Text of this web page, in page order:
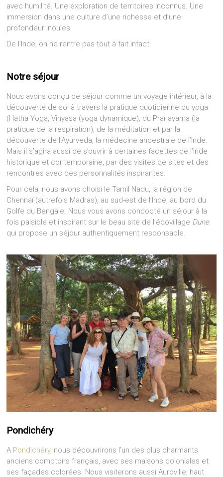
avec humilité. Une exploration de territoires inconnus. Une
immersion dans une culture d’une richesse et d’une
profondeur inouïes.
De l’Inde, on ne rentre pas tout à fait intact.
Notre séjour
Nous avons conçu ce séjour comme un voyage intérieur, à la
découverte de soi à travers la pratique quotidienne du yoga
(Hatha Yoga, Vinyasa (yoga dynamique), du Pranayama (la
pratique de la respiration), de la méditation et par la
découverte de l’Ayurveda, la médecine ancestrale de l’Inde.
Mais il s’agira aussi de s’ouvrir à certaines facettes de l’Inde
historique et contemporaine, par des visites de sites et des
rencontres avec des personnalités inspirantes.
Pour cela, nous avons choisi le Tamil Nadu, la région de
Chennaï (autrefois Madras), au sud-est de l’Inde, au bord du
Golfe du Bengale. Nous vous avons concocté un séjour à la
fois paisible et inspirant sur le beau site de l’écovillage Dune
qui propose un séjour authentiquement responsable.
Pondichéry
A Pondichéry, nous découvrirons l’un des plus charmants
anciens comptoirs français, avec ses maisons coloniales et
ses façades colorées. Nous visiterons aussi Auroville, haut